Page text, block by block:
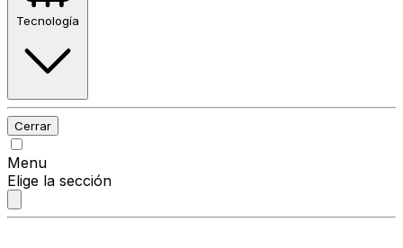
Tecnología
Cerrar
Menu
Elige la sección